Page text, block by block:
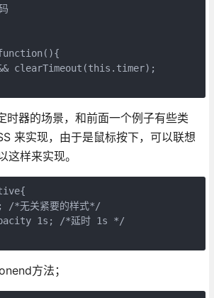
function(){
clearTimeout(this.timer);
时器的场景，和前面一个例子有些类
来实现，由于是鼠标按下，可以联想
样来实现。
*无关紧要的样式*/
1s; /*延时 1s */
方法；